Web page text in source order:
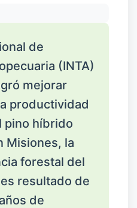
de
(INTA)
mejorar
productividad
pino híbrido
Misiones, la
forestal del
resultado de
de